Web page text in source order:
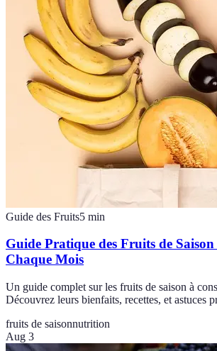
Guide des Fruits5 min
Guide Pratique des Fruits de
Chaque Mois
Un guide complet sur les fruits de saison à
Découvrez leurs bienfaits, recettes, et astuces
fruits de saisonnutrition
Aug 3